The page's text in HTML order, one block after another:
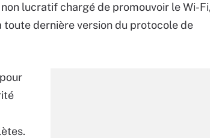
lucratif chargé de promouvoir le Wi-
dernière version du protocole de